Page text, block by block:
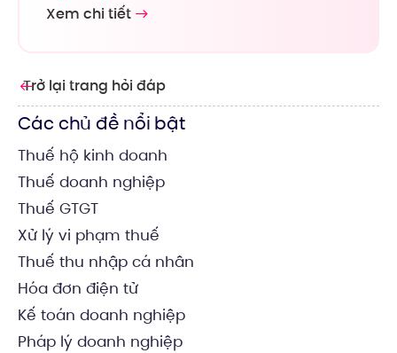
Trở lại trang hỏi đáp
Các chủ đề nổi bật
Thuế hộ kinh doanh
Thuế doanh nghiệp
Thuế GTGT
Xử lý vi phạm thuế
Thuế thu nhập cá nhân
Hóa đơn điện tử
Kế toán doanh nghiệp
Pháp lý doanh nghiệp
Xem chi tiết